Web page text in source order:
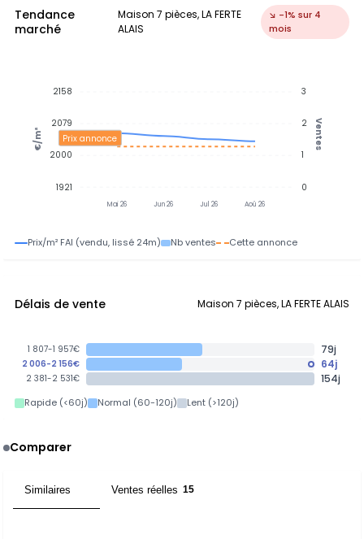
Tendance
marché
Maison 7 pièces, LA FERTE
ALAIS
↘ -1% sur 4
mois
Mai 26 Jun 26 Jul 26 Aoû 26
Prix annonce
3
2
1
0
Ventes
2158
2079
2000
1921
€/m²
Prix/m² FAI (vendu, lissé 24m) Nb ventes Cette annonce
Délais de vente Maison 7 pièces, LA FERTE ALAIS
1 807-1 957€ 79j
2 006-2 156€ 64j
2 381-2 531€ 154j
Rapide (<60j) Normal (60-120j) Lent (>120j)
Comparer
Similaires Ventes réelles 15